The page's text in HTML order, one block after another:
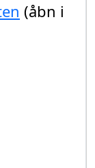
(åbn i